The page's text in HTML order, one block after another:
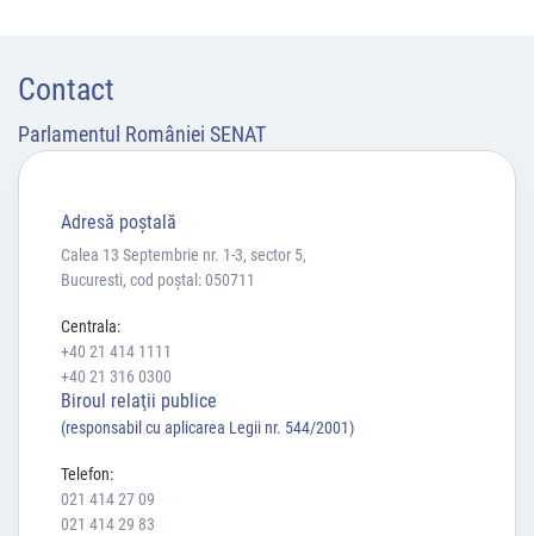
Contact
Parlamentul României SENAT
Adresă poştală
Calea 13 Septembrie nr. 1-3, sector 5,
Bucuresti, cod poștal: 050711
Centrala:
+40 21 414 1111
+40 21 316 0300
Biroul relaţii publice
(responsabil cu aplicarea Legii nr. 544/2001)
Telefon:
021 414 27 09
021 414 29 83